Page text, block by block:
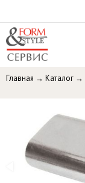
Главная → Каталог →